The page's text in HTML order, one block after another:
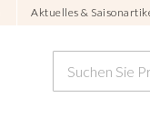
Aktuelles &